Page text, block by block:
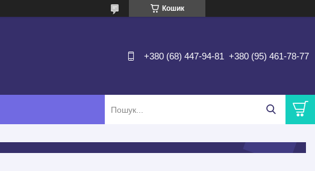
Кошик
+380 (68) 447-94-81 +380 (95) 461-78-77